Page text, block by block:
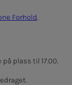
Forhold
plass til 17.00.